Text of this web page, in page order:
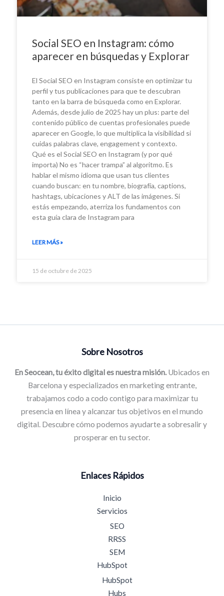
Social SEO en Instagram: cómo
aparecer en búsquedas y Explorar
El Social SEO en Instagram consiste en optimizar tu
perfil y tus publicaciones para que te descubran
tanto en la barra de búsqueda como en Explorar.
Además, desde julio de 2025 hay un plus: parte del
contenido público de cuentas profesionales puede
aparecer en Google, lo que multiplica la visibilidad si
cuidas palabras clave, engagement y contexto.
Qué es el Social SEO en Instagram (y por qué
importa) No es “hacer trampa” al algoritmo. Es
hablar el mismo idioma que usan tus clientes
cuando buscan: en tu nombre, biografía, captions,
hashtags, ubicaciones y ALT de las imágenes. Si
estás empezando, aterriza los fundamentos con
esta guía clara de Instagram para
LEER MÁS »
15 de octubre de 2025
Sobre Nosotros
En Seocean, tu éxito digital es nuestra misión. Ubicados en
Barcelona y especializados en marketing entrante,
trabajamos codo a codo contigo para maximizar tu
presencia en línea y alcanzar tus objetivos en el mundo
digital. Descubre cómo podemos ayudarte a sobresalir y
prosperar en tu sector.
Enlaces Rápidos
Inicio
Servicios
SEO
RRSS
SEM
HubSpot
HubSpot
Hubs